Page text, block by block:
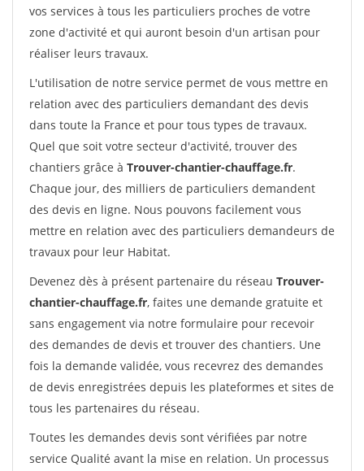
vos services à tous les particuliers proches de votre
zone d'activité et qui auront besoin d'un artisan pour
réaliser leurs travaux.
L'utilisation de notre service permet de vous mettre en
relation avec des particuliers demandant des devis
dans toute la France et pour tous types de travaux.
Quel que soit votre secteur d'activité, trouver des
chantiers grâce à Trouver-chantier-chauffage.fr.
Chaque jour, des milliers de particuliers demandent
des devis en ligne. Nous pouvons facilement vous
mettre en relation avec des particuliers demandeurs de
travaux pour leur Habitat.
Devenez dès à présent partenaire du réseau Trouver-
chantier-chauffage.fr, faites une demande gratuite et
sans engagement via notre formulaire pour recevoir
des demandes de devis et trouver des chantiers. Une
fois la demande validée, vous recevrez des demandes
de devis enregistrées depuis les plateformes et sites de
tous les partenaires du réseau.
Toutes les demandes devis sont vérifiées par notre
service Qualité avant la mise en relation. Un processus